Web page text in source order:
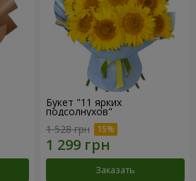
Букет "11 ярких
подсолнухов"
1 528 грн
Заказать